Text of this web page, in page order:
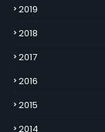
2019
2018
2017
2016
2015
2014